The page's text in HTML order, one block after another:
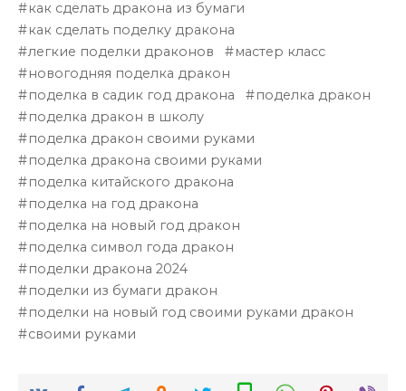
как сделать дракона из бумаги
как сделать поделку дракона
легкие поделки драконов
мастер класс
новогодняя поделка дракон
поделка в садик год дракона
поделка дракон
поделка дракон в школу
поделка дракон своими руками
поделка дракона своими руками
поделка китайского дракона
поделка на год дракона
поделка на новый год дракон
поделка символ года дракон
поделки дракона 2024
поделки из бумаги дракон
поделки на новый год своими руками дракон
своими руками